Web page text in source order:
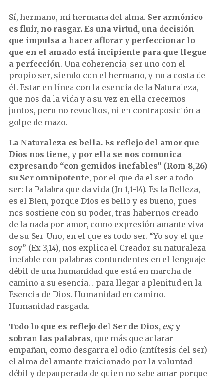
Sí, hermano, mi hermana del alma. Ser armónico
es fluir, no rasgar. Es una virtud, una decisión
que impulsa a hacer aflorar y perfeccionar lo
que en el amado está incipiente para que llegue
a perfección. Una coherencia, ser uno con el
propio ser, siendo con el hermano, y no a costa de
él. Estar en línea con la esencia de la Naturaleza,
que nos da la vida y a su vez en ella crecemos
juntos, pero no revueltos, ni en contraposición a
golpe de mazo.
La Naturaleza es bella. Es reflejo del amor que
Dios nos tiene, y por ella se nos comunica
expresando “con gemidos inefables” (Rom 8,26)
su Ser omnipotente, por el que da el ser a todo
ser: la Palabra que da vida (Jn 1,1-14). Es la Belleza,
es el Bien, porque Dios es bello y es bueno, pues
nos sostiene con su poder, tras habernos creado
de la nada por amor, como expresión amante viva
de su Ser-Uno, en el que es todo ser. “Yo soy el que
soy” (Ex 3,14), nos explica el Creador su naturaleza
inefable con palabras contundentes en el lenguaje
débil de una humanidad que está en marcha de
camino a su esencia… para llegar a plenitud en la
Esencia de Dios. Humanidad en camino.
Humanidad rasgada.
Todo lo que es reflejo del Ser de Dios, es;y
sobran las palabras, que más que aclarar
empañan, como desgarra el odio (antítesis del ser)
el alma del amante traicionado por la voluntad
débil y depauperada de quien no sabe amar porque